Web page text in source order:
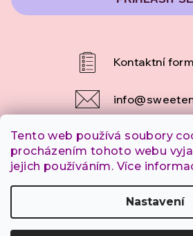
Tento web používá soubory
procházením tohoto webu
jejich používáním. Více
Nastavení
info@
+420 607 253
SweetEnergy.cz
vyhrazena.